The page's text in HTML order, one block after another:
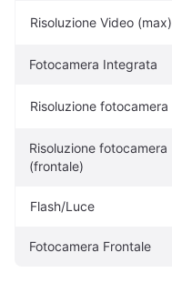
Risoluzione Video (max)
Fotocamera Integrata
Risoluzione fotocamera
Risoluzione fotocamera
(frontale)
Flash/Luce
Fotocamera Frontale